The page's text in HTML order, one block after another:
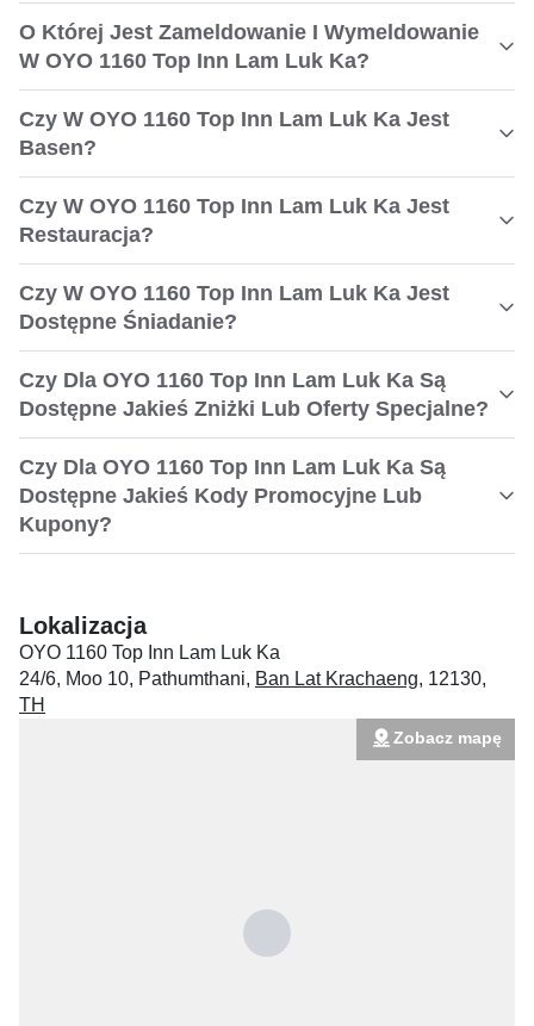
O Której Jest Zameldowanie I Wymeldowanie
W OYO 1160 Top Inn Lam Luk Ka?
Czy W OYO 1160 Top Inn Lam Luk Ka Jest
Basen?
Czy W OYO 1160 Top Inn Lam Luk Ka Jest
Restauracja?
Czy W OYO 1160 Top Inn Lam Luk Ka Jest
Dostępne Śniadanie?
Czy Dla OYO 1160 Top Inn Lam Luk Ka Są
Dostępne Jakieś Zniżki Lub Oferty Specjalne?
Czy Dla OYO 1160 Top Inn Lam Luk Ka Są
Dostępne Jakieś Kody Promocyjne Lub
Kupony?
Lokalizacja
OYO 1160 Top Inn Lam Luk Ka
24/6, Moo 10, Pathumthani, Ban Lat Krachaeng, 12130,
TH
Zobacz mapę